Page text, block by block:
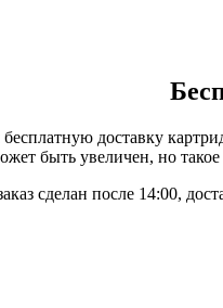
доставку
быть увеличен, но
сделан после 14:00,